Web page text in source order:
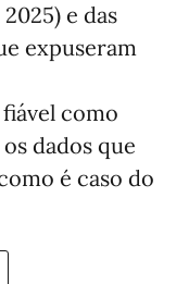
e das
expuseram
como
dados que
é caso do